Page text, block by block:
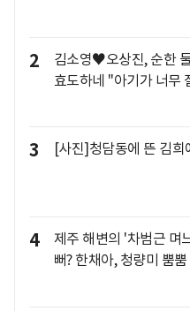
2
김소영♥오상진, 순한
효도하네 "아기가 너무
3 [사진]청담동에 뜬 김희
4
제주 해변의 '차범근 며
뻐? 한채아, 청량미 뿜뿜